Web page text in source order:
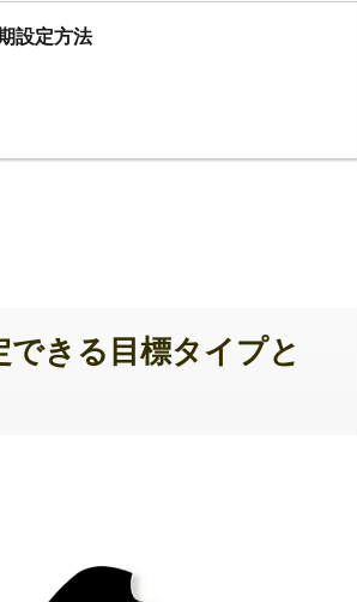
設定方法
きる目標タイプと